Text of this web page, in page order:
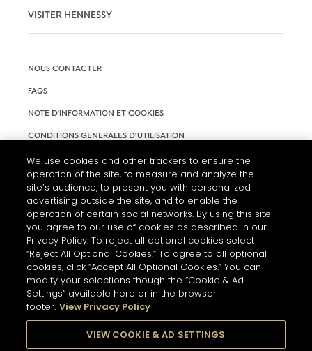
VISITER HENNESSY
NOUS CONTACTER
FAQS
NOTE D'INFORMATION ET COOKIES
CONDITIONS GENERALES D’UTILISATION
ACCESSIBILITÉ
PARAMÈTRES DES COOKIES
CONSOMMER AVEC MODÉRATION.
We use cookies and other trackers to ensure the
operation of the site, to measure and analyze the
site’s audience, to present you with personalized
advertising outside the site, and to enable the
operation of certain social networks. By using this site
you agree to our use of cookies as described in our
Privacy Policy. To reject all optional cookies select
“Reject All Optional Cookies.” To agree to all optional
cookies, click “Accept All Optional Cookies.” You can
modify your selections though the “Cookie & Ad
Settings” available here or in the browser
footer. View Privacy Policy
VIEW COOKIE & AD SETTINGS